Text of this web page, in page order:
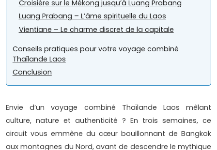
Croisière sur le Mékong jusqu’à Luang Prabang
Luang Prabang – L’âme spirituelle du Laos
Vientiane – Le charme discret de la capitale
Conseils pratiques pour votre voyage combiné
Thaïlande Laos
Conclusion
Envie d’un voyage combiné Thaïlande Laos mêlant
culture, nature et authenticité ? En trois semaines, ce
circuit vous emmène du cœur bouillonnant de Bangkok
aux montagnes du Nord, avant de descendre le mythique